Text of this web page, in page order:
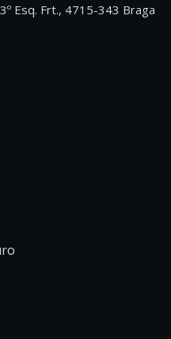
Esq. Frt., 4715-343 Braga